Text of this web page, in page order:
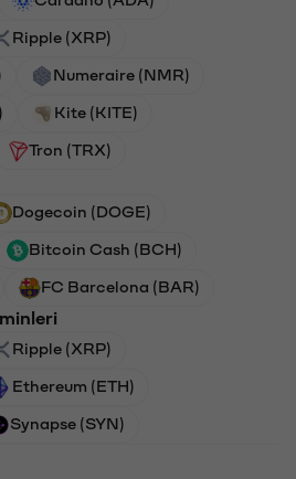
Ripple (XRP)
Numeraire (NMR)
Kite (KITE)
Tron (TRX)
Dogecoin (DOGE)
Bitcoin Cash (BCH)
FC Barcelona (BAR)
Ripple (XRP)
Ethereum (ETH)
Synapse (SYN)